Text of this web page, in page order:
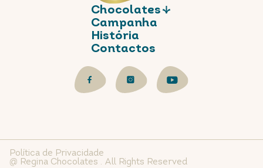
Chocolates
Clássicos
Tabletes
Frutos Secos
Bombons
Fantasias
Vintage
Campanha
História
Contactos
Política de Privacidade
@ Regina Chocolates . All Rights Reserved